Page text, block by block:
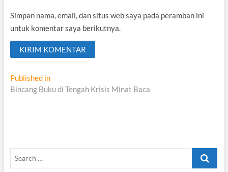
Simpan nama, email, dan situs web saya pada peramban ini
untuk komentar saya berikutnya.
Navigasi
pos
Published in
Bincang Buku di Tengah Krisis Minat Baca
Search